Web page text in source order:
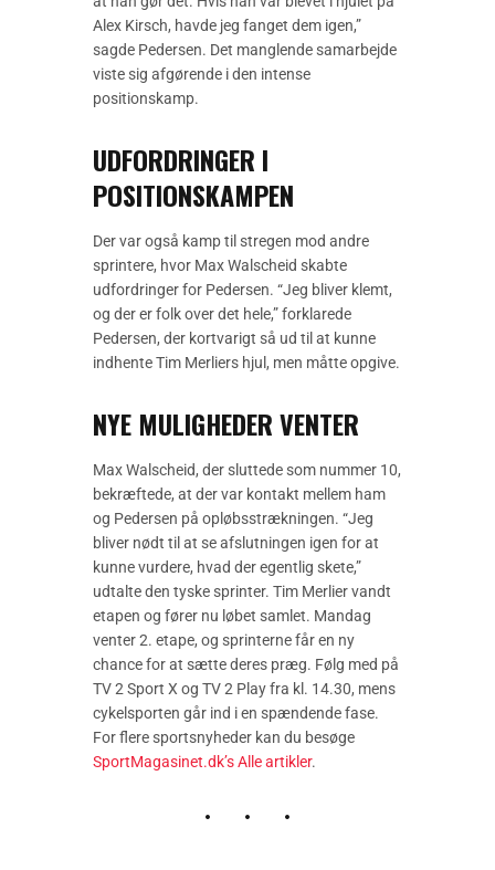
Alex Kirsch, havde jeg fanget dem igen,”
sagde Pedersen. Det manglende samarbejde
viste sig afgørende i den intense
positionskamp.
UDFORDRINGER I
POSITIONSKAMPEN
Der var også kamp til stregen mod andre
sprintere, hvor Max Walscheid skabte
udfordringer for Pedersen. “Jeg bliver klemt,
og der er folk over det hele,” forklarede
Pedersen, der kortvarigt så ud til at kunne
indhente Tim Merliers hjul, men måtte opgive.
NYE MULIGHEDER VENTER
Max Walscheid, der sluttede som nummer 10,
bekræftede, at der var kontakt mellem ham
og Pedersen på opløbsstrækningen. “Jeg
bliver nødt til at se afslutningen igen for at
kunne vurdere, hvad der egentlig skete,”
udtalte den tyske sprinter. Tim Merlier vandt
etapen og fører nu løbet samlet. Mandag
venter 2. etape, og sprinterne får en ny
chance for at sætte deres præg. Følg med på
TV 2 Sport X og TV 2 Play fra kl. 14.30, mens
cykelsporten går ind i en spændende fase.
For flere sportsnyheder kan du besøge
SportMagasinet.dk’s Alle artikler.